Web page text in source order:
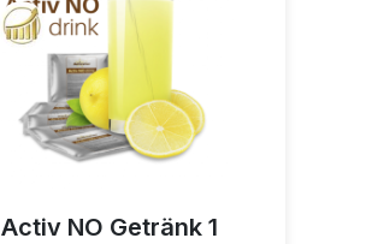
Activ NO Getränk 1